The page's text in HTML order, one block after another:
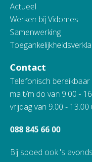
Actueel
Werken bij Vidomes
Samenwerking
Contact
Telefonisch bereikbaar
ma t/m do van 9.00 -
vrijdag van 9.00 - 13.00
088 845 66 00
Bij spoed ook 's